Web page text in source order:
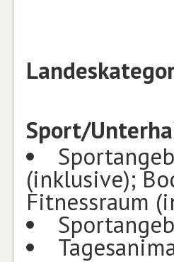
Sport/
(inklusive);
Fitnessraum